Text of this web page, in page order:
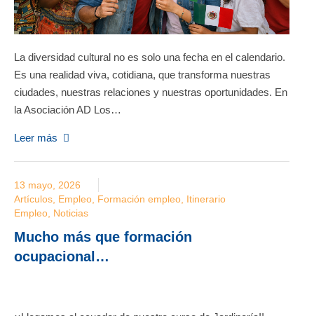
La diversidad cultural no es solo una fecha en el calendario.
Es una realidad viva, cotidiana, que transforma nuestras
ciudades, nuestras relaciones y nuestras oportunidades. En
la Asociación AD Los…
Leer más
13 mayo, 2026
Artículos, Empleo, Formación empleo, Itinerario
Empleo, Noticias
Mucho más que formación
ocupacional…